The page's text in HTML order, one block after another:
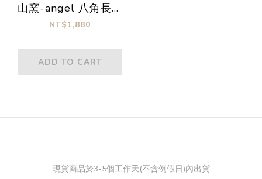
山窯-angel 八角長方
皿
NT$1,880
ADD TO CART
現貨商品於3-5個工作天(不含例假日)內出貨